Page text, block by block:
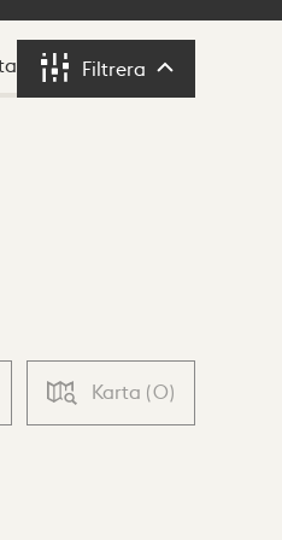
Filtrera Filtrera
Karta (0)